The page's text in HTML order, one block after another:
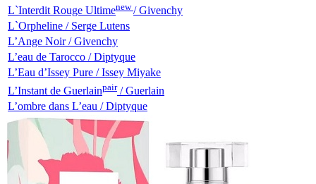
L`Interdit Rouge Ultimenew/ Givenchy
L`Orpheline / Serge Lutens
L’Ange Noir / Givenchy
L’eau de Tarocco / Diptyque
L’Eau d’Issey Pure / Issey Miyake
L’Instant de Guerlainpair/ Guerlain
L’ombre dans L’eau / Diptyque